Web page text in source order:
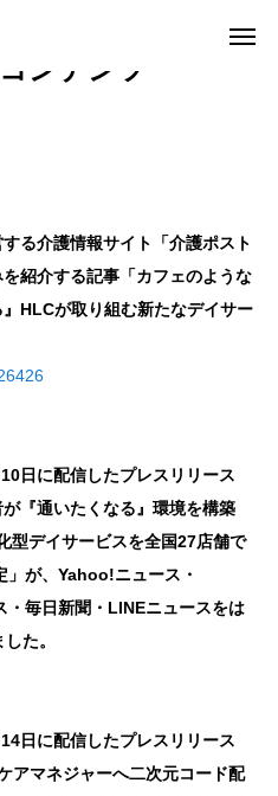
ンテンツ
る介護情報サイト「介護ポスト
紹介する記事「カフェのような
HLCが取り組む新たなデイサー
日に配信したプレスリリース
が『通いたくなる』環境を構築
型デイサービスを全国27店舗で
が、Yahoo!ニュース・
毎日新聞・LINEニュースをは
た。
日に配信したプレスリリース
アマネジャーへ二次元コード配